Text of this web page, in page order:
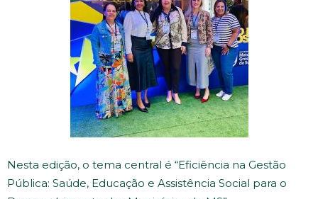
Nesta edição, o tema central é “Eficiência na Gestão
Pública: Saúde, Educação e Assistência Social para o